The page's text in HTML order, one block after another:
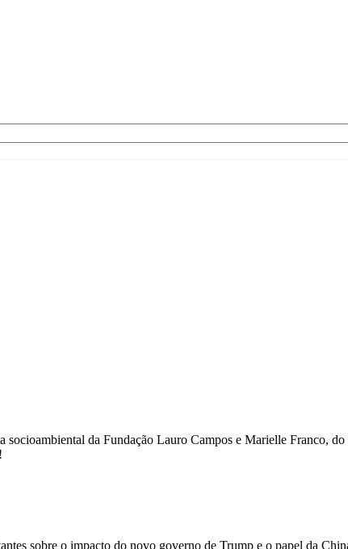
socioambiental da Fundação Lauro Campos e Marielle Franco,
sobre o impacto do novo governo de Trump e o papel da